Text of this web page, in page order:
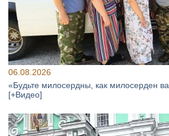
06.08.2026
«Будьте милосердны, как милосерден
[+Видео]